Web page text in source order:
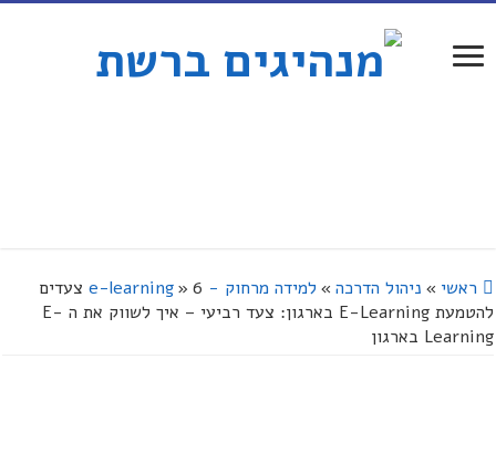
ראשי » ניהול הדרכה » למידה מרחוק - e-learning »
6 צעדים
להטמעת E-Learning בארגון: צעד רביעי – איך לשווק את ה E-
Learning בארגון